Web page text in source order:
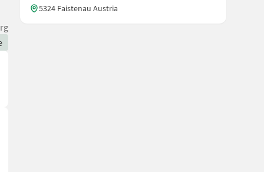
5324 Faistenau Austria